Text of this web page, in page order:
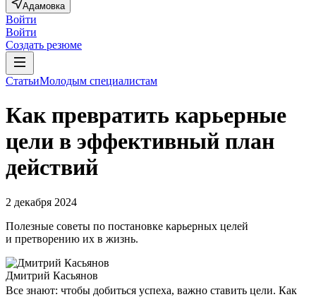
Адамовка
Войти
Войти
Создать резюме
СтатьиМолодым специалистам
Как превратить карьерные
цели в эффективный план
действий
2 декабря 2024
Полезные советы по постановке карьерных целей
и претворению их в жизнь.
Дмитрий Касьянов
Все знают: чтобы добиться успеха, важно ставить цели. Как